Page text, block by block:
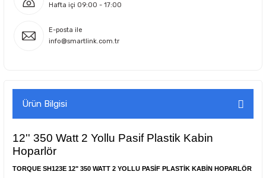
Hafta içi 09:00 - 17:00
E-posta ile
info@smartlink.com.tr
Ürün Bilgisi
12'' 350 Watt 2 Yollu Pasif Plastik Kabin
Hoparlör
TORQUE SH123E 12" 350 WATT 2 YOLLU PASİF PLASTİK KABİN HOPARLÖR